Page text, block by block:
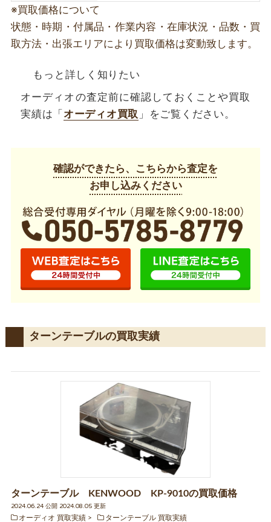
※買取価格について
状態・時期・付属品・作業内容・在庫状況・品数・買
取方法・出張エリアにより買取価格は変動致します。
もっと詳しく知りたい
オーディオの査定前に確認しておくことや買取
実績は「 オーディオ買取 」をご覧ください。
確認ができたら、こちらから査定を
お申し込みください
ターンテーブルの買取実績
ターンテーブル KENWOOD KP-9010の買取価格
2024.06.24 公開 2024.08.05 更新
オーディオ 買取実績
ターンテーブル 買取実績